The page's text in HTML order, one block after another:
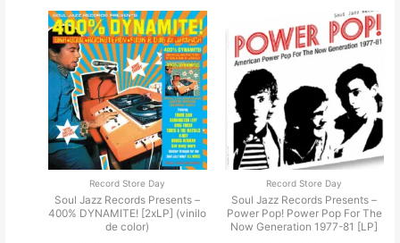
Record Store Day
Soul Jazz Records Presents –
400% DYNAMITE! [2xLP] (vinilo
de color)
Record Store Day
Soul Jazz Records Presents –
Power Pop! Power Pop For The
Now Generation 1977-81 [LP]